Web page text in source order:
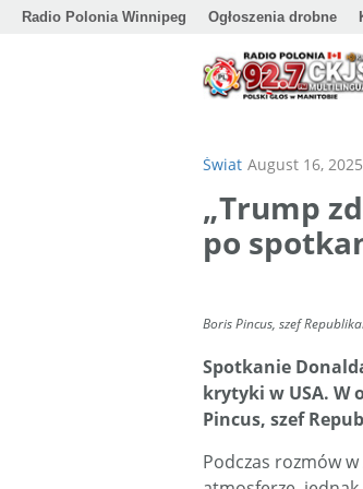
Radio Polonia Winnipeg Ogłoszenia drobne
Świat August 16,
„Trump
po
Boris Pincus, szef
Spotkanie
krytyki w USA. W
Pincus, szef
Podczas rozmów